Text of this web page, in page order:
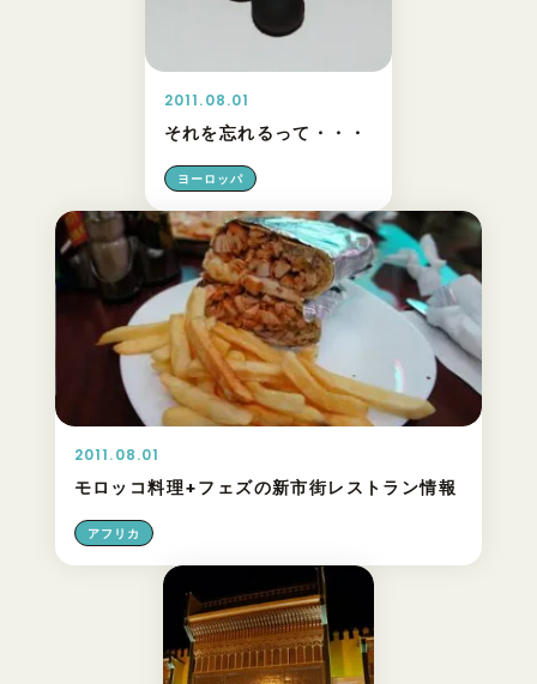
2011.08.01
それを忘れるって・・・
ヨーロッパ
2011.08.01
モロッコ料理+フェズの新市街レストラン情報
アフリカ